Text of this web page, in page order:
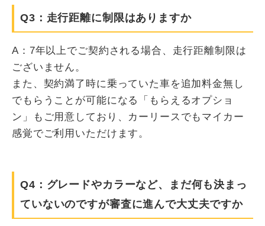
Q3：走行距離に制限はありますか
A：7年以上でご契約される場合、走行距離制限は
ございません。
また、契約満了時に乗っていた車を追加料金無し
でもらうことが可能になる「もらえるオプショ
ン」もご用意しており、カーリースでもマイカー
感覚でご利用いただけます。
Q4：グレードやカラーなど、まだ何も決まっ
ていないのですが審査に進んで大丈夫ですか